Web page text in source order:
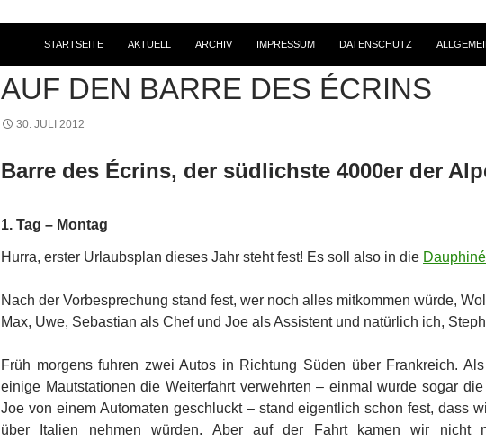
STARTSEITE AKTUELL ARCHIV IMPRESSUM DATENSCHUTZ
AUF DEN BARRE DES ÉCRINS
30. JULI 2012
Barre des Écrins, der südlichste 4000er der
1. Tag – Montag
Hurra, erster Urlaubsplan dieses Jahr steht fest! Es soll also in die Dauphiné
Nach der Vorbesprechung stand fest, wer noch alles mitkommen würde,
Max, Uwe, Sebastian als Chef und Joe als Assistent und natürlich ich,
Früh morgens fuhren zwei Autos in Richtung Süden über Frankreich.
einige Mautstationen die Weiterfahrt verwehrten – einmal wurde sogar
Joe von einem Automaten geschluckt – stand eigentlich schon fest, dass
über Italien nehmen würden. Aber auf der Fahrt kamen wir nicht